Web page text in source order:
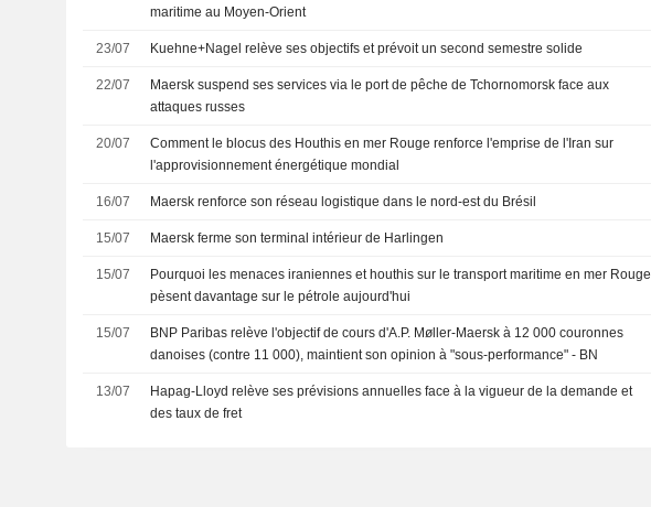
maritime au Moyen-Orient
23/07 Kuehne+Nagel relève ses objectifs et prévoit un second semestre solide
22/07
Maersk suspend ses services via le port de pêche de Tchornomorsk face aux
attaques russes
20/07
Comment le blocus des Houthis en mer Rouge renforce l'emprise de l'Iran sur
l'approvisionnement énergétique mondial
16/07 Maersk renforce son réseau logistique dans le nord-est du Brésil
15/07 Maersk ferme son terminal intérieur de Harlingen
15/07
Pourquoi les menaces iraniennes et houthis sur le transport maritime en mer Rouge
pèsent davantage sur le pétrole aujourd'hui
15/07
BNP Paribas relève l'objectif de cours d'A.P. Møller-Maersk à 12 000 couronnes
danoises (contre 11 000), maintient son opinion à "sous-performance" - BN
13/07
Hapag-Lloyd relève ses prévisions annuelles face à la vigueur de la demande et
des taux de fret